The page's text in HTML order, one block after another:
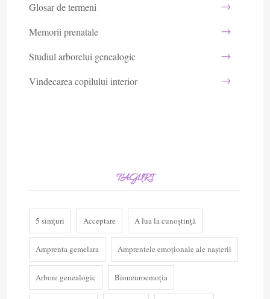
Glosar de termeni
Memorii prenatale
Studiul arborelui genealogic
Vindecarea copilului interior
TAGURI
5 simțuri Acceptare A lua la cunoștință
Amprenta gemelara Amprentele emoționale ale nașterii
Arbore genealogic Bioneuroemoția